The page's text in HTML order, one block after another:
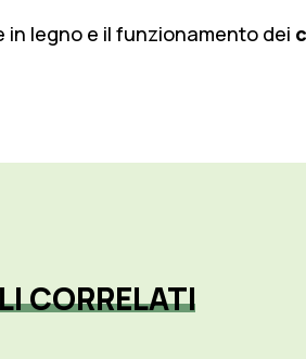
legno e il funzionamento dei
CORRELATI